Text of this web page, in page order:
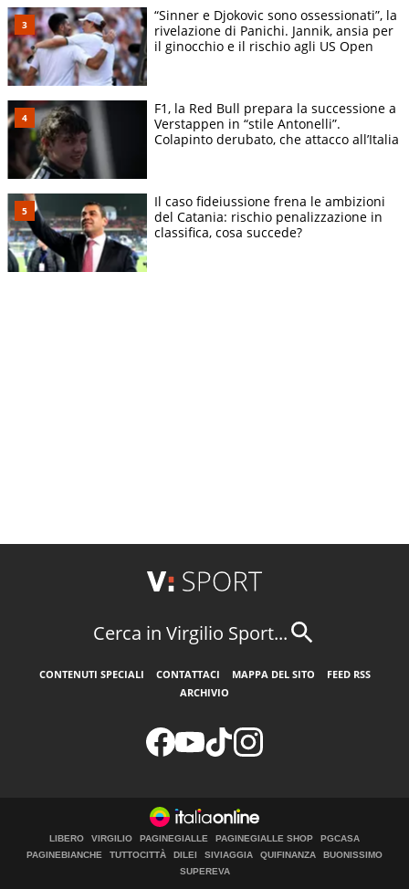
“Sinner e Djokovic sono ossessionati”, la
rivelazione di Panichi. Jannik, ansia per
il ginocchio e il rischio agli US Open
F1, la Red Bull prepara la successione a
Verstappen in “stile Antonelli”.
Colapinto derubato, che attacco all’Italia
Il caso fideiussione frena le ambizioni
del Catania: rischio penalizzazione in
classifica, cosa succede?
Cerca in Virgilio Sport...
CONTENUTI SPECIALI CONTATTACI MAPPA DEL SITO
FEED RSS
ARCHIVIO
LIBERO VIRGILIO PAGINEGIALLE PAGINEGIALLE SHOP
PGCASA
PAGINEBIANCHE
TUTTOCITTÀ DILEI SIVIAGGIA QUIFINANZA
BUONISSIMO
SUPEREVA